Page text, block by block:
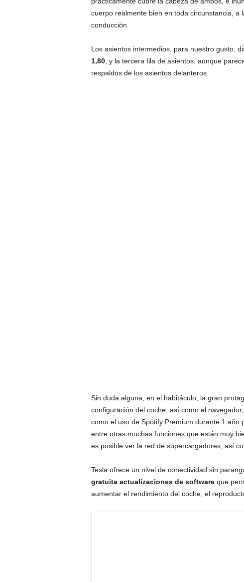
cuerpo realmente bien en toda circunstancia,
conducción.
Los asientos intermedios, para nuestro gusto,
1,80, y la tercera fila de asientos, aunque
respaldos de los asientos delanteros.
Sin duda alguna, en el habitáculo, la gran
configuración del coche, así como el
como el uso de Spotify Premium durante 1
entre otras muchas funciones que están muy
es posible ver la red de supercargadores, así
Tesla ofrece un nivel de conectividad sin
gratuita actualizaciones de softwareque
aumentar el rendimiento del coche, el